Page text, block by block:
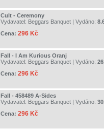
Cult - Ceremony
Vydavatel: Beggars Banquet | Vydáno:
Cena: 296 Kč
Fall - I Am Kurious Oranj
Vydavatel: Beggars Banquet | Vydáno:
Cena: 296 Kč
Fall - 458489 A-Sides
Vydavatel: Beggars Banquet | Vydáno:
Cena: 296 Kč